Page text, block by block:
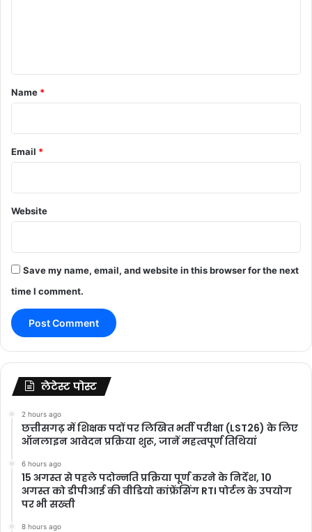
*
Name *
Email *
Website
Save my name, email, and website in this browser for the next
time I comment.
लेटेस्ट पोस्ट
2 hours ago
छत्तीसगढ़ में शिक्षक पदों पर लिखित भर्ती परीक्षा (LST26) के लिए
ऑनलाइन आवेदन प्रक्रिया शुरू, जानें महत्वपूर्ण तिथियां
6 hours ago
15 अगस्त से पहले पदोन्नति प्रक्रिया पूर्ण करने के निर्देश, 10
अगस्त को डीपीआई की वीडियो कांफ्रेंसिंग RTI पोर्टल के उपयोग
पर भी सख्ती
8 hours ago